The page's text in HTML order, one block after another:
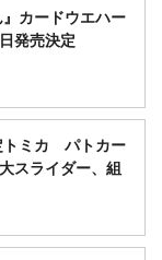
カードウエハー
発売決定
トミカ パトカー
スライダー、組